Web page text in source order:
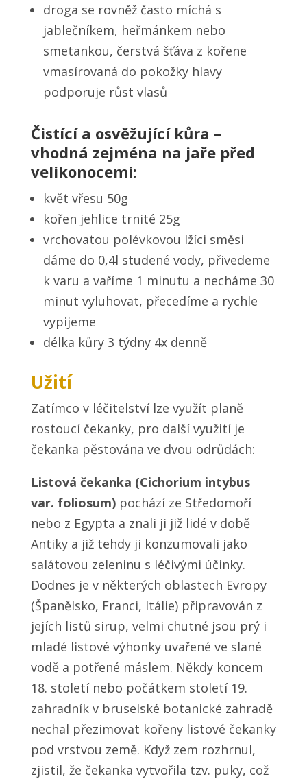
droga se rovněž často míchá s
jablečníkem, heřmánkem nebo
smetankou, čerstvá šťáva z kořene
vmasírovaná do pokožky hlavy
podporuje růst vlasů
Čistící a osvěžující kůra –
vhodná zejména na jaře před
velikonocemi:
květ vřesu 50g
kořen jehlice trnité 25g
vrchovatou polévkovou lžíci směsi
dáme do 0,4l studené vody, přivedeme
k varu a vaříme 1 minutu a necháme 30
minut vyluhovat, přecedíme a rychle
vypijeme
délka kůry 3 týdny 4x denně
Užití
Zatímco v léčitelství lze využít planě
rostoucí čekanky, pro další využití je
čekanka pěstována ve dvou odrůdách:
Listová čekanka (Cichorium intybus
var. foliosum)pochází ze Středomoří
nebo z Egypta a znali ji již lidé v době
Antiky a již tehdy ji konzumovali jako
salátovou zeleninu s léčivými účinky.
Dodnes je v některých oblastech Evropy
(Španělsko, Franci, Itálie) připravován z
jejích listů sirup, velmi chutné jsou prý i
mladé listové výhonky uvařené ve slané
vodě a potřené máslem. Někdy koncem
18. století nebo počátkem století 19.
zahradník v bruselské botanické zahradě
nechal přezimovat kořeny listové čekanky
pod vrstvou země. Když zem rozhrnul,
zjistil, že čekanka vytvořila tzv. puky, což